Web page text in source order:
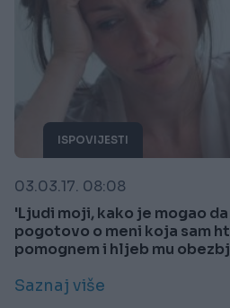
ISPOVIJESTI
03.03.17. 08:08
'Ljudi moji, kako je mogao
pogotovo o meni koja sam
pomognem i hljeb mu
Saznaj više